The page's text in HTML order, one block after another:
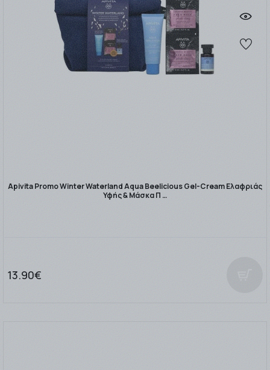
Apivita Promo Winter Waterland Aqua Beelicious Gel-Cream Ελαφριάς
Υφής & Μάσκα Π …
13.90€